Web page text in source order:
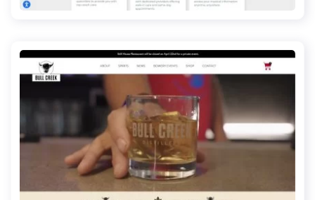
bullcreekdistillery.com